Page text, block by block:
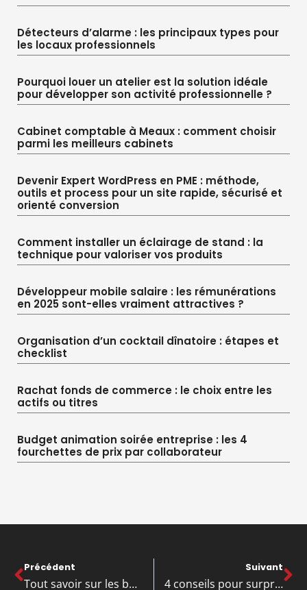
Détecteurs d’alarme : les principaux types pour
les locaux professionnels
Pourquoi louer un atelier est la solution idéale
pour développer son activité professionnelle ?
Cabinet comptable à Meaux : comment choisir
parmi les meilleurs cabinets
Devenir Expert WordPress en PME : méthode,
outils et process pour un site rapide, sécurisé et
orienté conversion
Comment installer un éclairage de stand : la
technique pour valoriser vos produits
Développeur mobile salaire : les rémunérations
en 2025 sont-elles vraiment attractives ?
Organisation d’un cocktail dînatoire : étapes et
checklist
Rachat fonds de commerce : le choix entre les
actifs ou titres
Budget animation soirée entreprise : les 4
fourchettes de prix par collaborateur
Précédent
Tout savoir sur les bots
Suivant
4 conseils pour surprendre votre équipe lors de votre prochain événement d’entreprise